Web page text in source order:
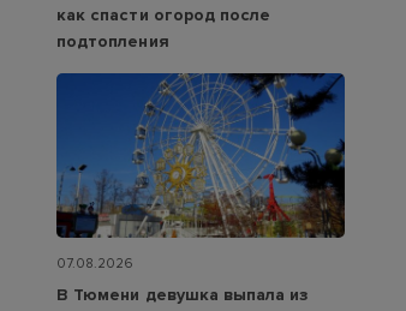
как спасти огород после
подтопления
07.08.2026
В Тюмени девушка выпала из